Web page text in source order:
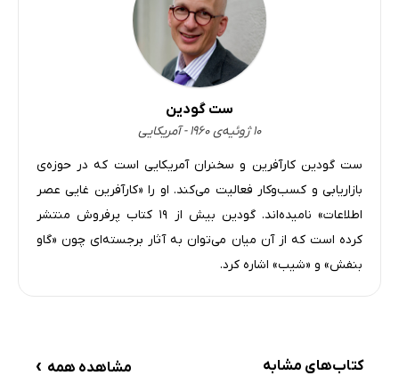
ست گودین
۱۰ ژوئیه‌ی ۱۹۶۰ - آمریکایی
ست گودین کارآفرین و سخنران آمریکایی است که در حوزه‌ی
بازاریابی و کسب‌و‌کار فعالیت می‌کند. او را «کارآفرین غایی عصر
اطلاعات» نامیده‌اند. گودین بیش از ۱۹ کتاب پرفروش منتشر
کرده است که از آن میان می‌توان به آثار برجسته‌ای چون «گاو
بنفش» و «شیب» اشاره کرد.
کتاب‌های مشابه مشاهده همه ›